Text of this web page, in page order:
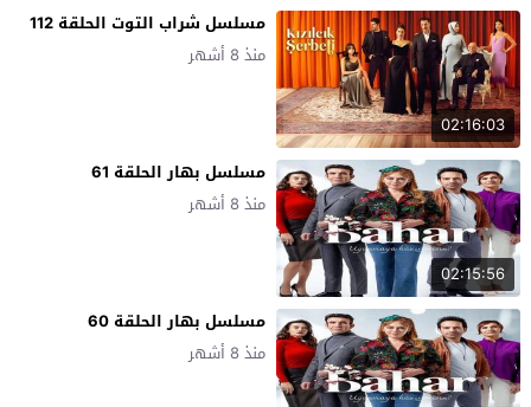
02:16:03
مسلسل شراب التوت الحلقة 112
منذ 8 أشهر
02:15:56
مسلسل بهار الحلقة 61
منذ 8 أشهر
مسلسل بهار الحلقة 60
منذ 8 أشهر